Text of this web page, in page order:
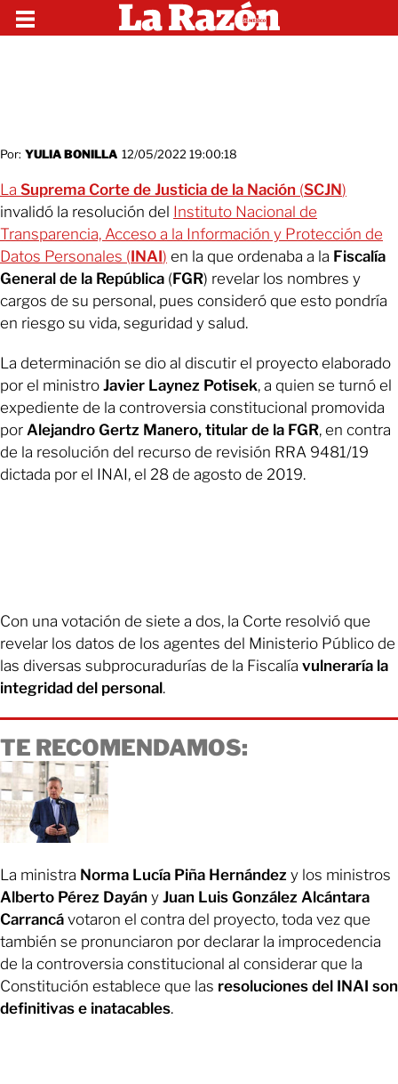
Por: YULIA BONILLA 12/05/2022 19:00:18
La Suprema Corte de Justicia de la Nación (SCJN)
invalidó la resolución del Instituto Nacional de
Transparencia, Acceso a la Información y Protección de
Datos Personales (INAI) en la que ordenaba a la Fiscalía
General de la República (FGR) revelar los nombres y
cargos de su personal, pues consideró que esto pondría
en riesgo su vida, seguridad y salud.
La determinación se dio al discutir el proyecto elaborado
por el ministro Javier Laynez Potisek, a quien se turnó el
expediente de la controversia constitucional promovida
por Alejandro Gertz Manero, titular de la FGR, en contra
de la resolución del recurso de revisión RRA 9481/19
dictada por el INAI, el 28 de agosto de 2019.
Con una votación de siete a dos, la Corte resolvió que
revelar los datos de los agentes del Ministerio Público de
las diversas subprocuradurías de la Fiscalía vulneraría la
integridad del personal.
TE RECOMENDAMOS:
La ministra Norma Lucía Piña Hernández y los ministros
Alberto Pérez Dayán y Juan Luis González Alcántara
Carrancá votaron el contra del proyecto, toda vez que
también se pronunciaron por declarar la improcedencia
de la controversia constitucional al considerar que la
Constitución establece que las resoluciones del INAI son
definitivas e inatacables.